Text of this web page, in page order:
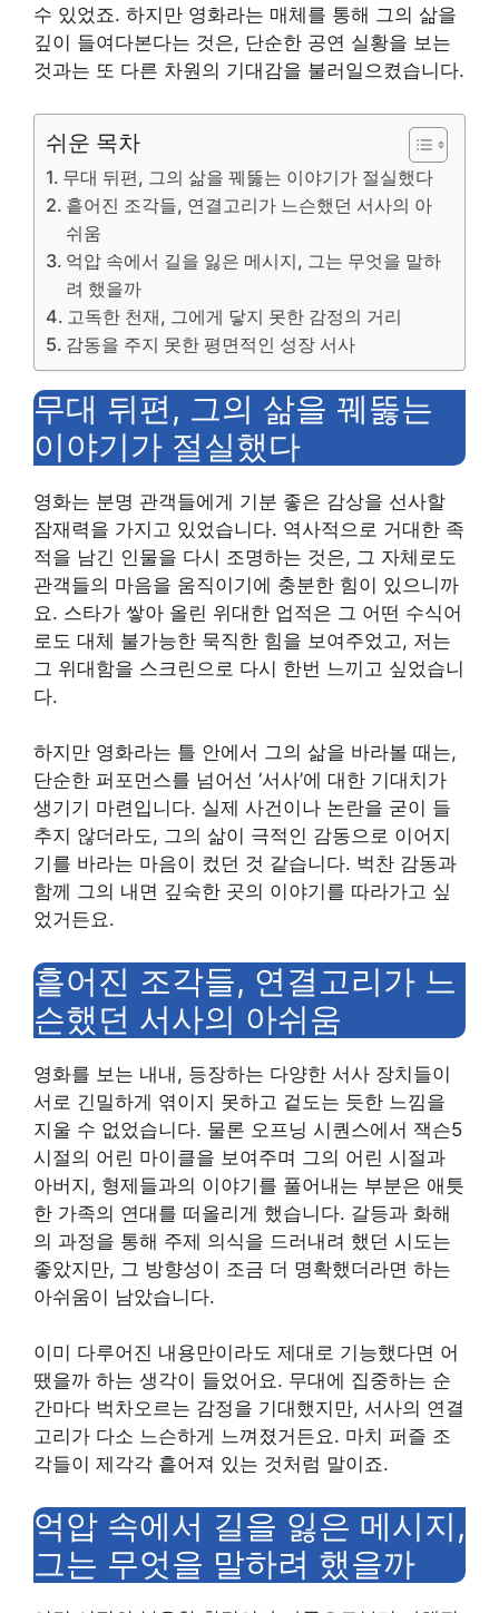
수 있었죠. 하지만 영화라는 매체를 통해 그의 삶을
깊이 들여다본다는 것은, 단순한 공연 실황을 보는
것과는 또 다른 차원의 기대감을 불러일으켰습니다.
쉬운 목차
무대 뒤편, 그의 삶을 꿰뚫는 이야기가 절실했다
흩어진 조각들, 연결고리가 느슨했던 서사의 아
쉬움
억압 속에서 길을 잃은 메시지, 그는 무엇을 말하
려 했을까
고독한 천재, 그에게 닿지 못한 감정의 거리
감동을 주지 못한 평면적인 성장 서사
무대 뒤편, 그의 삶을 꿰뚫는
이야기가 절실했다
영화는 분명 관객들에게 기분 좋은 감상을 선사할
잠재력을 가지고 있었습니다. 역사적으로 거대한 족
적을 남긴 인물을 다시 조명하는 것은, 그 자체로도
관객들의 마음을 움직이기에 충분한 힘이 있으니까
요. 스타가 쌓아 올린 위대한 업적은 그 어떤 수식어
로도 대체 불가능한 묵직한 힘을 보여주었고, 저는
그 위대함을 스크린으로 다시 한번 느끼고 싶었습니
다.
하지만 영화라는 틀 안에서 그의 삶을 바라볼 때는,
단순한 퍼포먼스를 넘어선 ‘서사’에 대한 기대치가
생기기 마련입니다. 실제 사건이나 논란을 굳이 들
추지 않더라도, 그의 삶이 극적인 감동으로 이어지
기를 바라는 마음이 컸던 것 같습니다. 벅찬 감동과
함께 그의 내면 깊숙한 곳의 이야기를 따라가고 싶
었거든요.
흩어진 조각들, 연결고리가 느
슨했던 서사의 아쉬움
영화를 보는 내내, 등장하는 다양한 서사 장치들이
서로 긴밀하게 엮이지 못하고 겉도는 듯한 느낌을
지울 수 없었습니다. 물론 오프닝 시퀀스에서 잭슨5
시절의 어린 마이클을 보여주며 그의 어린 시절과
아버지, 형제들과의 이야기를 풀어내는 부분은 애틋
한 가족의 연대를 떠올리게 했습니다. 갈등과 화해
의 과정을 통해 주제 의식을 드러내려 했던 시도는
좋았지만, 그 방향성이 조금 더 명확했더라면 하는
아쉬움이 남았습니다.
이미 다루어진 내용만이라도 제대로 기능했다면 어
땠을까 하는 생각이 들었어요. 무대에 집중하는 순
간마다 벅차오르는 감정을 기대했지만, 서사의 연결
고리가 다소 느슨하게 느껴졌거든요. 마치 퍼즐 조
각들이 제각각 흩어져 있는 것처럼 말이죠.
억압 속에서 길을 잃은 메시지,
그는 무엇을 말하려 했을까